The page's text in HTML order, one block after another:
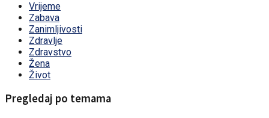
Vrijeme
Zabava
Zanimljivosti
Zdravlje
Zdravstvo
Žena
Život
Pregledaj po temama